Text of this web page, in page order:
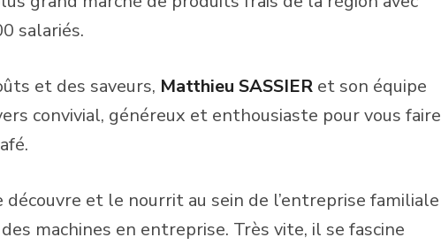
salariés.
et des saveurs, Matthieu SASSIER et son équipe
convivial, généreux et enthousiaste pour vous faire
découvre et le nourrit au sein de l’entreprise familiale
machines en entreprise. Très vite, il se fascine